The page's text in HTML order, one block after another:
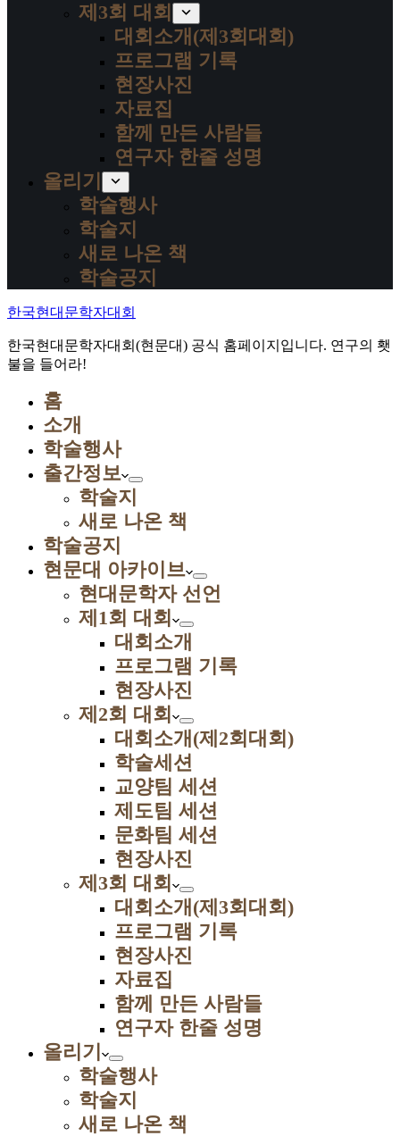
제3회 대회
대회소개(제3회대회)
프로그램 기록
현장사진
자료집
함께 만든 사람들
연구자 한줄 성명
올리기
학술행사
학술지
새로 나온 책
학술공지
한국현대문학자대회
한국현대문학자대회(현문대) 공식 홈페이지입니다. 연구의 횃
불을 들어라!
홈
소개
학술행사
출간정보
학술지
새로 나온 책
학술공지
현문대 아카이브
현대문학자 선언
제1회 대회
대회소개
프로그램 기록
현장사진
제2회 대회
대회소개(제2회대회)
학술세션
교양팀 세션
제도팀 세션
문화팀 세션
현장사진
제3회 대회
대회소개(제3회대회)
프로그램 기록
현장사진
자료집
함께 만든 사람들
연구자 한줄 성명
올리기
학술행사
학술지
새로 나온 책